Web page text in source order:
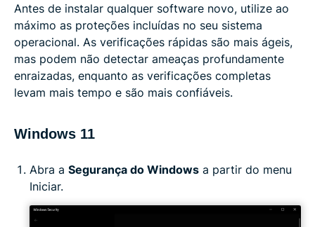
Antes de instalar qualquer software novo, utilize ao
máximo as proteções incluídas no seu sistema
operacional. As verificações rápidas são mais ágeis,
mas podem não detectar ameaças profundamente
enraizadas, enquanto as verificações completas
levam mais tempo e são mais confiáveis.
Windows 11
Abra a Segurança do Windows a partir do menu
Iniciar.